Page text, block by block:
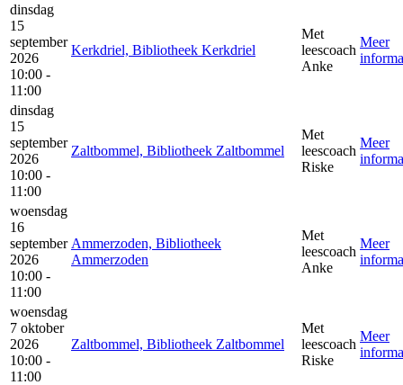
dinsdag
15
september
2026
10:00 -
11:00
Kerkdriel, Bibliotheek Kerkdriel
Met
leescoach
Anke
Meer
dinsdag
15
september
2026
10:00 -
11:00
Zaltbommel, Bibliotheek Zaltbommel
Met
leescoach
Riske
Meer
woensdag
16
september
2026
10:00 -
11:00
Ammerzoden, Bibliotheek
Ammerzoden
Met
leescoach
Anke
Meer
woensdag
7 oktober
2026
10:00 -
11:00
Zaltbommel, Bibliotheek Zaltbommel
Met
leescoach
Riske
Meer